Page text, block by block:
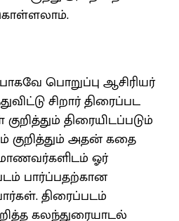
பொறுப்பு ஆசிரியர்
சிறார் திரைப்பட
திரையிடப்படும்
குறித்தும் அதன் கதை
ஓர்
பார்ப்பதற்கான
திரைப்படம்
கலந்துரையாடல்